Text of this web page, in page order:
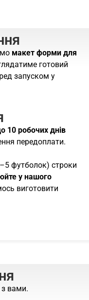
макет форми для
готовий
запуском у
10 робочих днів
передоплати.
футболок) строки
у нашого
виготовити
з вами.